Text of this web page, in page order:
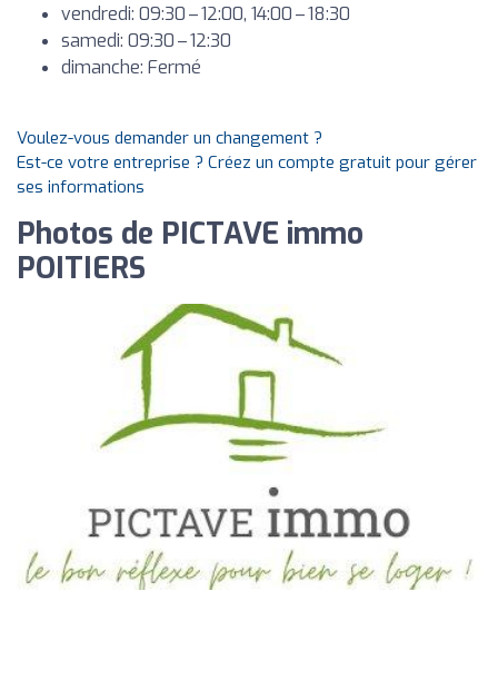
vendredi: 09:30 – 12:00, 14:00 – 18:30
samedi: 09:30 – 12:30
dimanche: Fermé
Voulez-vous demander un changement ?
Est-ce votre entreprise ? Créez un compte gratuit pour gérer
ses informations
Photos de PICTAVE immo
POITIERS